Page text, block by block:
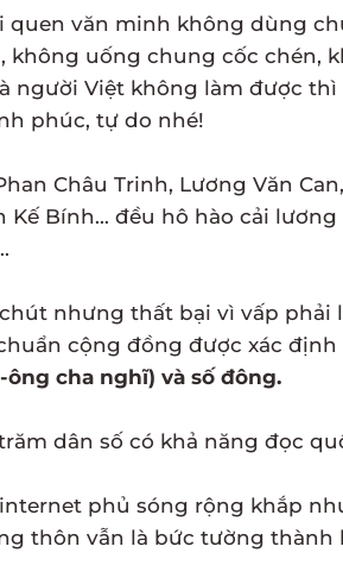
quen văn minh không dùng
không uống chung cốc chén,
người Việt không làm được
phúc, tự do nhé!
Châu Trinh, Lương Văn
Kế Bính... đều hô hào cải
nhưng thất bại vì vấp phải
cộng đồng được xác định
cha nghĩ) và số đông.
dân số có khả năng đọc
phủ sóng rộng khắp
thôn vẫn là bức tường thành